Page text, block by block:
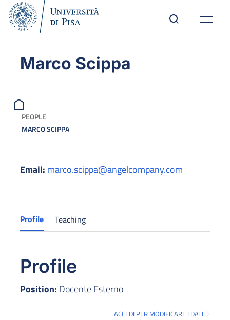
Marco Scippa
PEOPLE
MARCO SCIPPA
Email: marco.scippa@angelcompany.com
Profile Teaching
Profile
Position: Docente Esterno
ACCEDI PER MODIFICARE I DATI